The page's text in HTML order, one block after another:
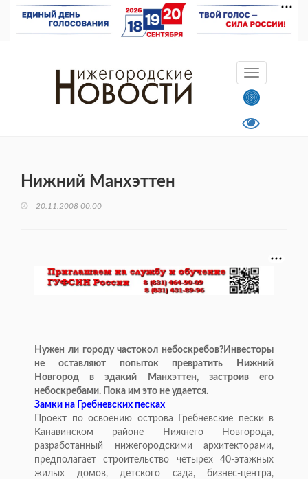
Нижний Манхэттен
20.11.2008 00:00
Нужен ли городу частокол небоскребов?Инвесторы
не оставляют попыток превратить Нижний
Новгород в эдакий Манхэттен, застроив его
небоскребами. Пока им это не удается.
Замки на Гребневских песках
Проект по освоению острова Гребневские пески в
Канавинском районе Нижнего Новгорода,
разработанный нижегородскими архитекторами,
предполагает строительство четырех 40-этажных
жилых домов, детского сада, бизнес-центра,